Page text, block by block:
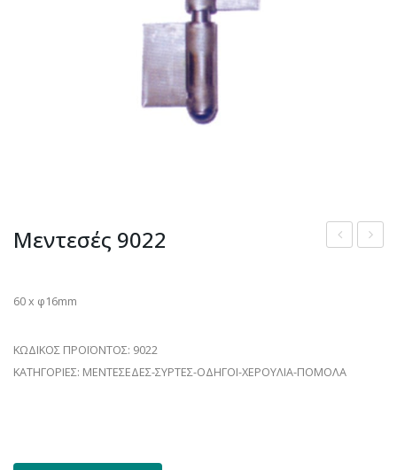
Μεντεσές 9022
60 x φ16mm
ΚΩΔΙΚΟΣ ΠΡΟΪΟΝΤΟΣ: 9022
ΚΑΤΗΓΟΡΙΕΣ: ΜΕΝΤΕΣΕΔΕΣ-ΣΥΡΤΕΣ-ΟΔΗΓΟΙ-ΧΕΡΟΥΛΙΑ-ΠΟΜΟΛΑ